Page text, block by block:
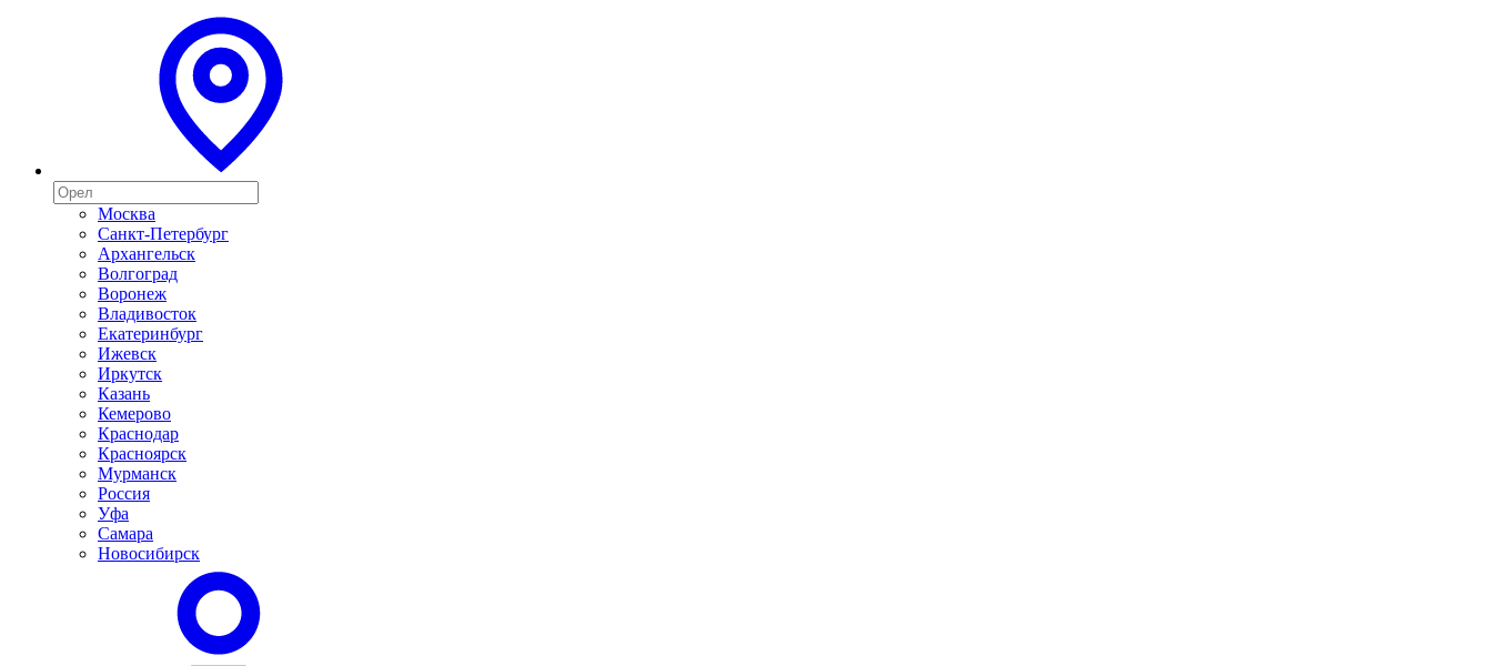
Москва
Санкт-Петербург
Архангельск
Волгоград
Воронеж
Владивосток
Екатеринбург
Ижевск
Иркутск
Казань
Кемерово
Краснодар
Красноярск
Мурманск
Россия
Уфа
Самара
Новосибирск